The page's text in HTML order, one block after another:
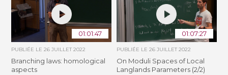
01:01:47
PUBLIÉE LE26 JUILLET 2022
Branching laws: homological
aspects
01:07:27
PUBLIÉE LE 26 JUILLET 2022
On Moduli Spaces of Local
Langlands Parameters (2/2)